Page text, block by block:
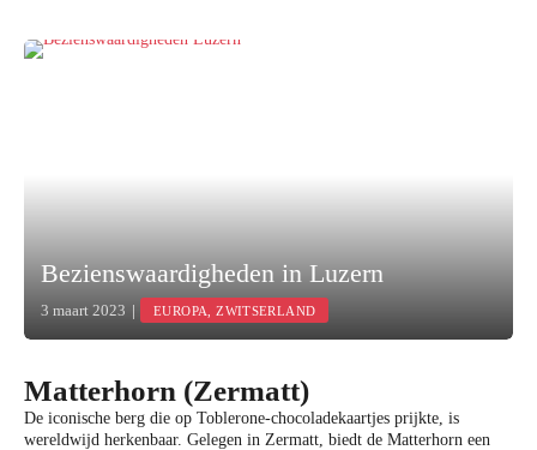
Bezienswaardigheden in Luzern
3 maart 2023 | EUROPA, ZWITSERLAND
Matterhorn (Zermatt)
De iconische berg die op Toblerone-chocoladekaartjes prijkte, is
wereldwijd herkenbaar. Gelegen in Zermatt, biedt de Matterhorn een